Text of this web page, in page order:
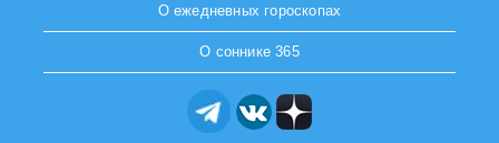
О ежедневных гороскопах
О соннике 365